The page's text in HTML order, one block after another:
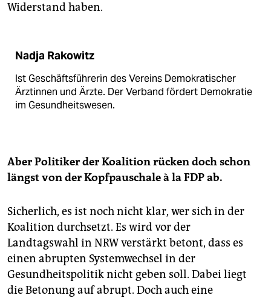
Widerstand haben.
Nadja Rakowitz
Ist Geschäftsführerin des Vereins Demokratischer
Ärztinnen und Ärzte. Der Verband fördert Demokratie
im Gesundheitswesen.
Aber Politiker der Koalition rücken doch schon
längst von der Kopfpauschale à la FDP ab.
Sicherlich, es ist noch nicht klar, wer sich in der
Koalition durchsetzt. Es wird vor der
Landtagswahl in NRW verstärkt betont, dass es
einen abrupten Systemwechsel in der
Gesundheitspolitik nicht geben soll. Dabei liegt
die Betonung auf abrupt. Doch auch eine